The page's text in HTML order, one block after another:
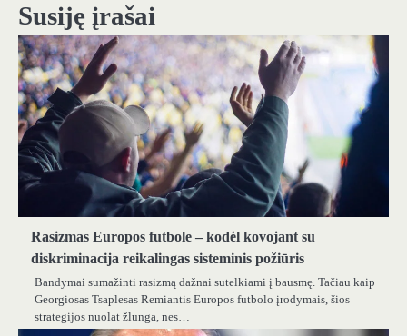
Susiję įrašai
Rasizmas Europos futbole – kodėl kovojant su
diskriminacija reikalingas sisteminis požiūris
Bandymai sumažinti rasizmą dažnai sutelkiami į bausmę. Tačiau kaip
Georgiosas Tsaplesas Remiantis Europos futbolo įrodymais, šios
strategijos nuolat žlunga, nes…